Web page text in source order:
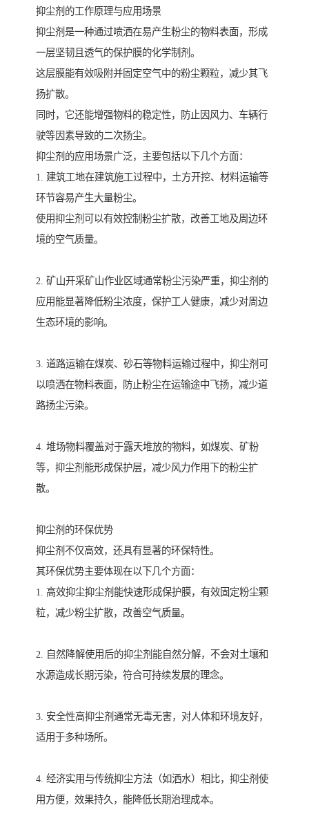
抑尘剂的工作原理与应用场景
抑尘剂是一种通过喷洒在易产生粉尘的物料表面，形成
一层坚韧且透气的保护膜的化学制剂。
这层膜能有效吸附并固定空气中的粉尘颗粒，减少其飞
扬扩散。
同时，它还能增强物料的稳定性，防止因风力、车辆行
驶等因素导致的二次扬尘。
抑尘剂的应用场景广泛，主要包括以下几个方面：
1. 建筑工地在建筑施工过程中，土方开挖、材料运输等
环节容易产生大量粉尘。
使用抑尘剂可以有效控制粉尘扩散，改善工地及周边环
境的空气质量。
2. 矿山开采矿山作业区域通常粉尘污染严重，抑尘剂的
应用能显著降低粉尘浓度，保护工人健康，减少对周边
生态环境的影响。
3. 道路运输在煤炭、砂石等物料运输过程中，抑尘剂可
以喷洒在物料表面，防止粉尘在运输途中飞扬，减少道
路扬尘污染。
4. 堆场物料覆盖对于露天堆放的物料，如煤炭、矿粉
等，抑尘剂能形成保护层，减少风力作用下的粉尘扩
散。
抑尘剂的环保优势
抑尘剂不仅高效，还具有显著的环保特性。
其环保优势主要体现在以下几个方面：
1. 高效抑尘抑尘剂能快速形成保护膜，有效固定粉尘颗
粒，减少粉尘扩散，改善空气质量。
2. 自然降解使用后的抑尘剂能自然分解，不会对土壤和
水源造成长期污染，符合可持续发展的理念。
3. 安全性高抑尘剂通常无毒无害，对人体和环境友好，
适用于多种场所。
4. 经济实用与传统抑尘方法（如洒水）相比，抑尘剂使
用方便，效果持久，能降低长期治理成本。